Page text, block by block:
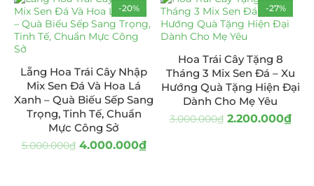
-20%
Lẵng Hoa Trái Cây Nhập
Mix Sen Đá Và Hoa Lá
Xanh – Quà Biếu Sếp Sang
Trọng, Tinh Tế, Chuẩn
Mực Công Sở
5.000.000₫ 4.000.000₫
-27%
Hoa Trái Cây Tặng 8
Tháng 3 Mix Sen Đá – Xu
Hướng Quà Tặng Hiện Đại
Dành Cho Mẹ Yêu
3.000.000₫ 2.200.000₫